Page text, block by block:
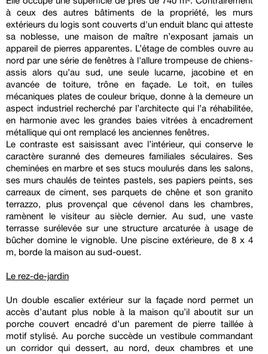
à ceux des autres bâtiments de la propriété, les murs
extérieurs du logis sont couverts d'un enduit blanc qui atteste
sa noblesse, une maison de maître n’exposant jamais un
appareil de pierres apparentes. L’étage de combles ouvre au
nord par une série de fenêtres à l'allure trompeuse de chiens-
assis alors qu’au sud, une seule lucarne, jacobine et en
avancée de toiture, trône en façade. Le toit, en tuiles
mécaniques plates de couleur brique, donne à la demeure un
aspect industriel recherché par l’architecte qui l’a réhabilitée,
en harmonie avec les grandes baies vitrées à encadrement
métallique qui ont remplacé les anciennes fenêtres.
Le contraste est saisissant avec l’intérieur, qui conserve le
caractère suranné des demeures familiales séculaires. Ses
cheminées en marbre et ses stucs moulurés dans les salons,
ses murs chaulés de teintes pastels, ses papiers peints, ses
carreaux de ciment, ses parquets de chêne et son granito
terrazzo, plus provençal que cévenol dans les chambres,
ramènent le visiteur au siècle dernier. Au sud, une vaste
terrasse surélevée sur une structure arcaturée à usage de
bûcher domine le vignoble. Une piscine extérieure, de 8 x 4
m, borde la maison au sud-ouest.
Le rez-de-jardin
Un double escalier extérieur sur la façade nord permet un
accès d’autant plus noble à la maison qu’il aboutit sur un
porche couvert encadré d’un parement de pierre taillée à
motif stylisé. Au porche succède un vestibule commandant
un corridor qui dessert, au nord, deux chambres et une